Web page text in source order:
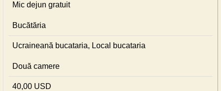
Mic dejun gratuit
Bucătăria
Ucraineană bucataria, Local bucataria
Două camere
40,00 USD